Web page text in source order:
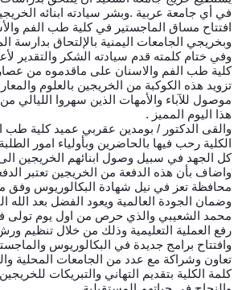
في أي جامعة عربية .وبشر سيادته ابنائه
افتتاح مساق الماجستير في كلية طب الفم
وبخريجي الجامعات اليمنية بالإلتحاق بدارسة
وفي ختام كلمته قدم سيادته الشكر والتقدير
كلية طب الفم والاسنان على ماقدموه من
تزويد هذه الكوكبة من الخريجين بالعلوم
موصول للآباء والأمهات الذين سهروا الليالي
هذا اليوم المميز .
والقى الدكتور / بومدين عقربي عميد كلية طب
الكلية رحب فيها بالحاضرين وبأولياء امور
كل الجهد في سبيل وصول ابنائهم الخريجين الى
واضاف بأن هذه الدفعة من الخريجين تعتبر
محافظة تعز في نيل شهادة البكالوريوس وفق
وضمان الجودة العالمية ويعود الفضل بعد الله
محمد الشعيبي والذي حرص من اول يوم تولى
رفع العملية التعليمية وذلك من خلال تنظيم
وافتتاح برامج جديدة في البكالوريوس
تعاون وشراكة مع عدد من الجامعات المحلية
كلمة الكلية بتقديم التهاني والتبريكات